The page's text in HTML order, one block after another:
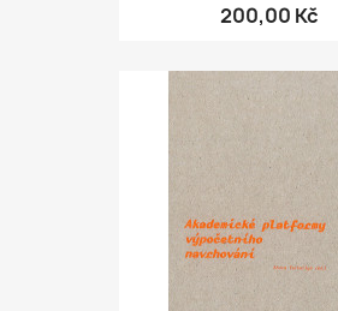
200,00 Kč